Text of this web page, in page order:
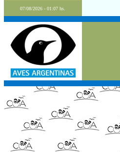
07/08/2026 - 01:07 hs.